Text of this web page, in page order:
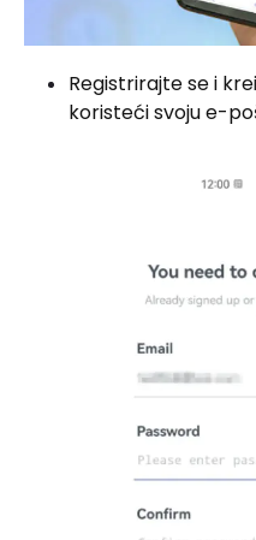
Registrirajte se i
koristeći svoju e-